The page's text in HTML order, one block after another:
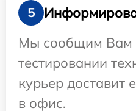
5
Мы сообщим Вам
тестировании
курьер доставит
в офис.